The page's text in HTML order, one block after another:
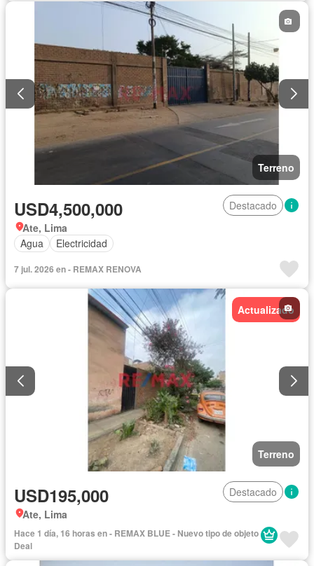
Terreno
USD4,500,000
Destacado
Ate, Lima
Agua
Electricidad
7 jul. 2026 en - REMAX RENOVA
Actualizado
Terreno
USD195,000
Destacado
Ate, Lima
Hace 1 día, 16 horas en - REMAX BLUE - Nuevo tipo de objeto
Deal